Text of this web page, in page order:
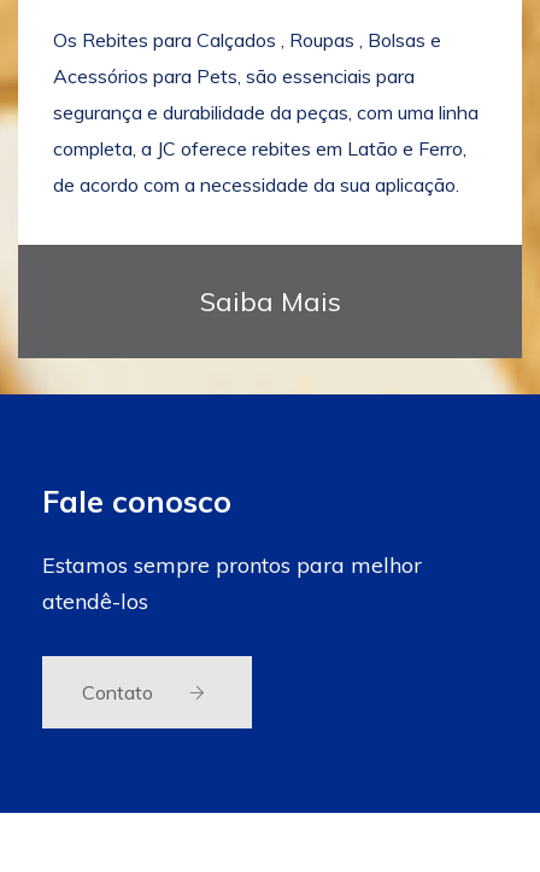
Os Rebites para Calçados , Roupas , Bolsas e
Acessórios para Pets, são essenciais para
segurança e durabilidade da peças, com uma linha
completa, a JC oferece rebites em Latão e Ferro,
de acordo com a necessidade da sua aplicação.
Saiba Mais
Fale conosco
Estamos sempre prontos para melhor
atendê-los
Contato